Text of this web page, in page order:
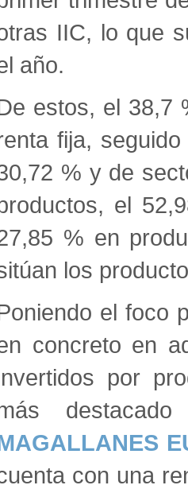
IIC, lo que
año.
estos, el 38,7
fija,
% y de
el
% en
los
el foco
concreto en
por
con una